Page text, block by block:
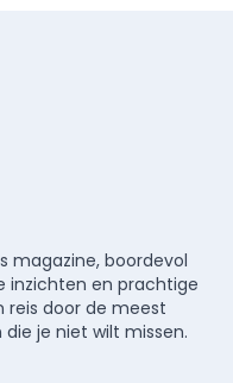
magazine, boordevol
inzichten en prachtige
reis door de meest
je niet wilt missen.